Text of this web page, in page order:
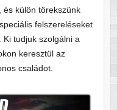
és külön törekszünk
felszereléseket
tudjuk szolgálni a
keresztül az
családot.